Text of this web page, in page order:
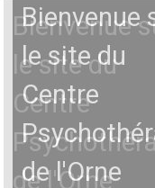
Bienvenue
le site du
Centre
de l'Orne
Bienvenue
le site du
Centre
de l'Orne